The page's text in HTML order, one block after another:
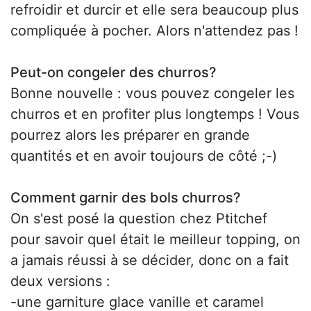
refroidir et durcir et elle sera beaucoup plus
compliquée à pocher. Alors n'attendez pas !
Peut-on congeler des churros?
Bonne nouvelle : vous pouvez congeler les
churros et en profiter plus longtemps ! Vous
pourrez alors les préparer en grande
quantités et en avoir toujours de côté ;-)
Comment garnir des bols churros?
On s'est posé la question chez Ptitchef
pour savoir quel était le meilleur topping, on
a jamais réussi à se décider, donc on a fait
deux versions :
-une garniture glace vanille et caramel